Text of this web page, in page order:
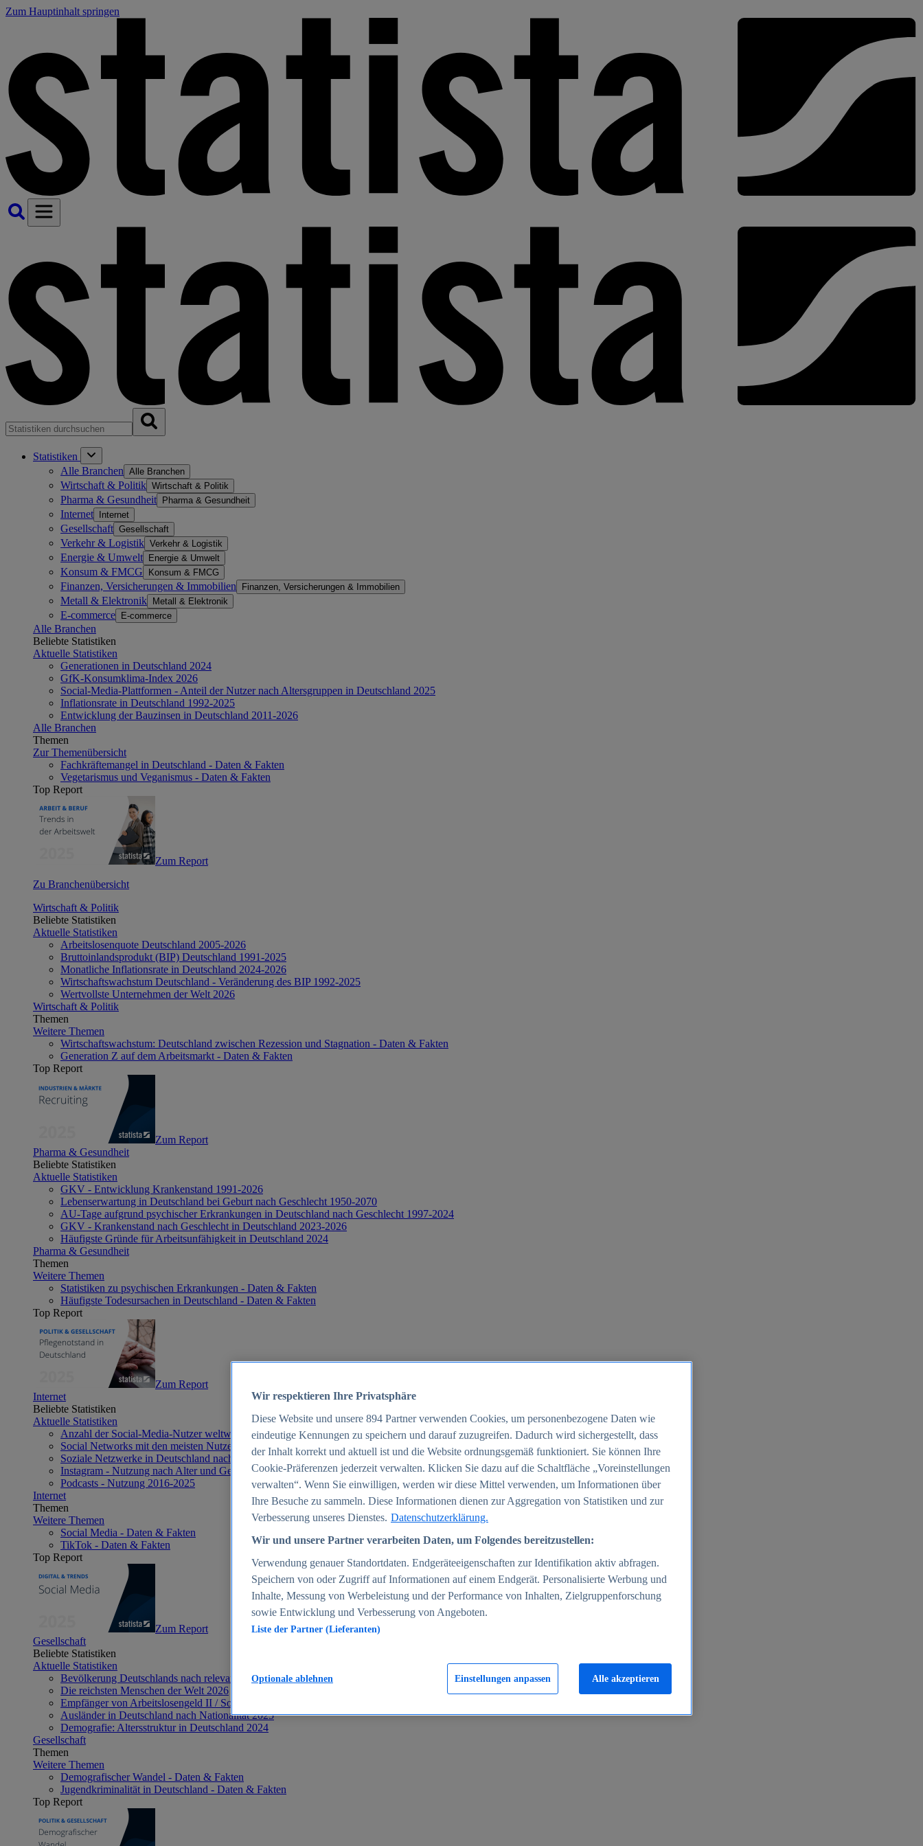
Zum Hauptinhalt springen
Statistiken
Alle Branchen Alle Branchen
Wirtschaft & Politik Wirtschaft & Politik
Pharma & Gesundheit Pharma & Gesundheit
Internet Internet
Gesellschaft Gesellschaft
Verkehr & Logistik Verkehr & Logistik
Energie & Umwelt Energie & Umwelt
Konsum & FMCG Konsum & FMCG
Finanzen, Versicherungen & Immobilien Finanzen, Versicherungen & Immobilien
Metall & Elektronik Metall & Elektronik
E-commerce E-commerce
Alle Branchen
Beliebte Statistiken
Aktuelle Statistiken
Generationen in Deutschland 2024
GfK-Konsumklima-Index 2026
Social-Media-Plattformen - Anteil der Nutzer nach Altersgruppen in Deutschland 2025
Inflationsrate in Deutschland 1992-2025
Entwicklung der Bauzinsen in Deutschland 2011-2026
Alle Branchen
Themen
Zur Themenübersicht
Fachkräftemangel in Deutschland - Daten & Fakten
Vegetarismus und Veganismus - Daten & Fakten
Top Report
Zum Report
Zu Branchenübersicht
Wirtschaft & Politik
Beliebte Statistiken
Aktuelle Statistiken
Arbeitslosenquote Deutschland 2005-2026
Bruttoinlandsprodukt (BIP) Deutschland 1991-2025
Monatliche Inflationsrate in Deutschland 2024-2026
Wirtschaftswachstum Deutschland - Veränderung des BIP 1992-2025
Wertvollste Unternehmen der Welt 2026
Wirtschaft & Politik
Themen
Weitere Themen
Wirtschaftswachstum: Deutschland zwischen Rezession und Stagnation - Daten & Fakten
Generation Z auf dem Arbeitsmarkt - Daten & Fakten
Top Report
Zum Report
Pharma & Gesundheit
Beliebte Statistiken
Aktuelle Statistiken
GKV - Entwicklung Krankenstand 1991-2026
Lebenserwartung in Deutschland bei Geburt nach Geschlecht 1950-2070
AU-Tage aufgrund psychischer Erkrankungen in Deutschland nach Geschlecht 1997-2024
GKV - Krankenstand nach Geschlecht in Deutschland 2023-2026
Häufigste Gründe für Arbeitsunfähigkeit in Deutschland 2024
Pharma & Gesundheit
Themen
Weitere Themen
Statistiken zu psychischen Erkrankungen - Daten & Fakten
Häufigste Todesursachen in Deutschland - Daten & Fakten
Top Report
Zum Report
Internet
Beliebte Statistiken
Aktuelle Statistiken
Anzahl der Social-Media-Nutzer weltweit 2012-2025
Social Networks mit den meisten Nutzern weltweit 2025
Soziale Netzwerke in Deutschland nach Generationen 2025
Instagram - Nutzung nach Alter und Geschlecht in Deutschland 2025
Podcasts - Nutzung 2016-2025
Internet
Themen
Weitere Themen
Social Media - Daten & Fakten
TikTok - Daten & Fakten
Top Report
Zum Report
Gesellschaft
Beliebte Statistiken
Aktuelle Statistiken
Bevölkerung Deutschlands nach relevanten Altersgruppen 2024
Die reichsten Menschen der Welt 2026
Empfänger von Arbeitslosengeld II / Sozialgeld / Bürgergeld in Deutschland 2005-2025
Ausländer in Deutschland nach Nationalität 2025
Demografie: Altersstruktur in Deutschland 2024
Gesellschaft
Themen
Weitere Themen
Demografischer Wandel - Daten & Fakten
Jugendkriminalität in Deutschland - Daten & Fakten
Top Report
Wir respektieren Ihre Privatsphäre
Diese Website und unsere 894 Partner verwenden Cookies, um personenbezogene Daten wie
eindeutige Kennungen zu speichern und darauf zuzugreifen. Dadurch wird sichergestellt, dass
der Inhalt korrekt und aktuell ist und die Website ordnungsgemäß funktioniert. Sie können Ihre
Cookie-Präferenzen jederzeit verwalten. Klicken Sie dazu auf die Schaltfläche „Voreinstellungen
verwalten“. Wenn Sie einwilligen, werden wir diese Mittel verwenden, um Informationen über
Ihre Besuche zu sammeln. Diese Informationen dienen zur Aggregation von Statistiken und zur
Verbesserung unseres Dienstes. Datenschutzerklärung.
Wir und unsere Partner verarbeiten Daten, um Folgendes bereitzustellen:
Verwendung genauer Standortdaten. Endgeräteeigenschaften zur Identifikation aktiv abfragen.
Speichern von oder Zugriff auf Informationen auf einem Endgerät. Personalisierte Werbung und
Inhalte, Messung von Werbeleistung und der Performance von Inhalten, Zielgruppenforschung
sowie Entwicklung und Verbesserung von Angeboten.
Liste der Partner (Lieferanten)
Einstellungen anpassen
Optionale ablehnen Alle akzeptieren